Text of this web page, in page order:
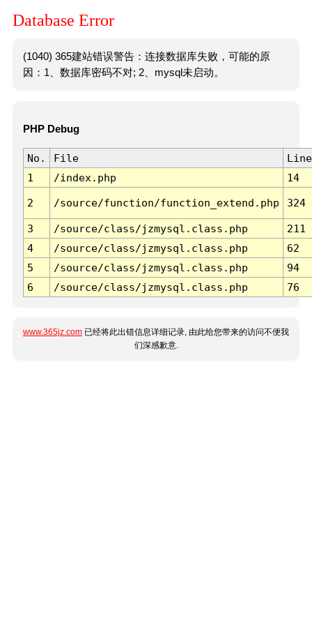
Database Error
(1040) 365建站错误警告：连接数据库失败，可能的原
因：1、数据库密码不对; 2、mysql未启动。
PHP Debug
No. File
Line
1
/index.php 14
2 /source/function/function_extend.php 324
3 /source/class/jzmysql.class.php
211
4
/source/class/jzmysql.class.php
62
5
/source/class/jzmysql.class.php
94
6
/source/class/jzmysql.class.php 76
www.365jz.com 已经将此出错信息详细记录, 由此给您带来的访问不便我
们深感歉意.